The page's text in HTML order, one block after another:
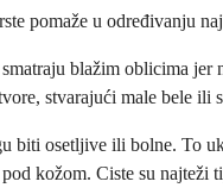
pomaže u određivanju
blažim oblicima
stvarajući male bele ili
biti osetljive ili bolne. To
kožom. Ciste su